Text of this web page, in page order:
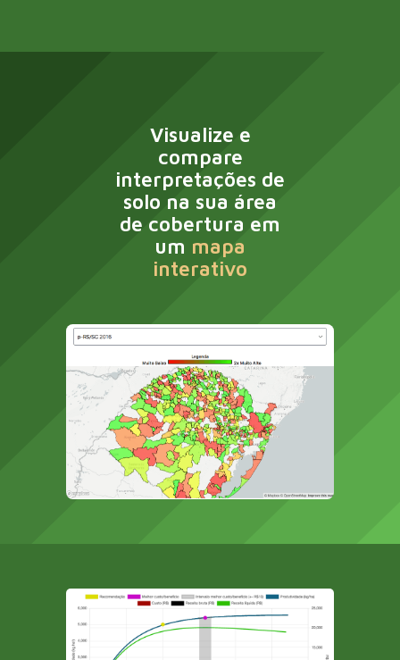
Visualize e
compare
interpretações de
solo na sua área
de cobertura em
um mapa
interativo